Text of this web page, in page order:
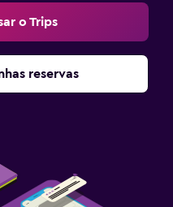
o Trips
reservas